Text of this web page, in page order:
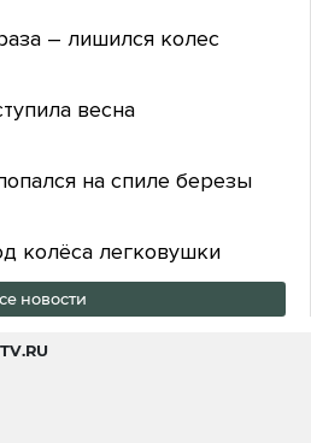
– лишился колес
весна
на спиле березы
колёса легковушки
новости